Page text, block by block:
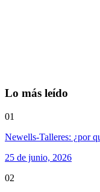
Lo más leído
01
Newells-Talleres: ¿por
25 de junio, 2026
02